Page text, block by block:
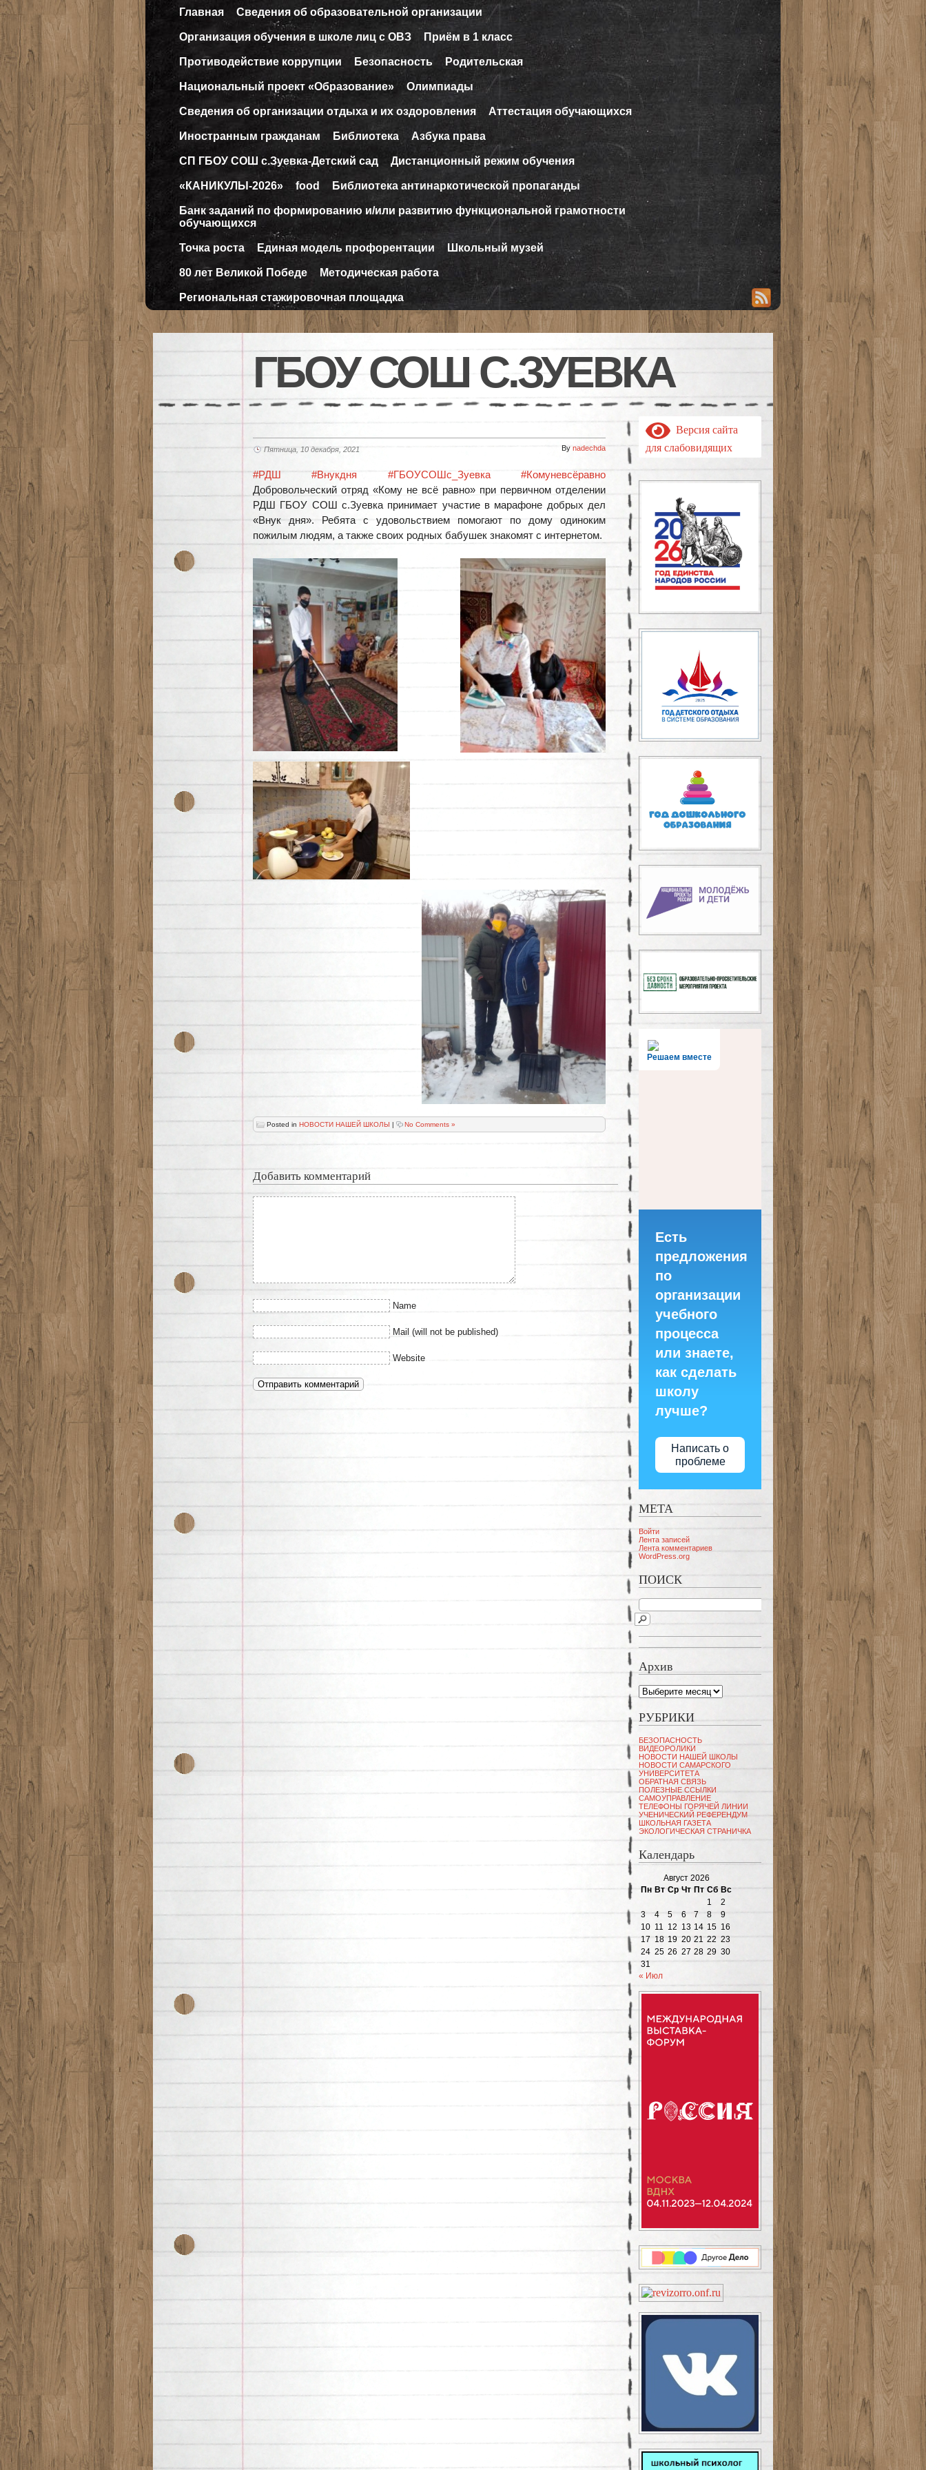
Главная Сведения об образовательной организации
Организация обучения в школе лиц с ОВЗ Приём в 1 класс
Противодействие коррупции Безопасность Родительская
Национальный проект «Образование» Олимпиады
Сведения об организации отдыха и их оздоровления Аттестация обучающихся
Иностранным гражданам Библиотека Азбука права
СП ГБОУ СОШ с.Зуевка-Детский сад Дистанционный режим обучения
«КАНИКУЛЫ-2026» food Библиотека антинаркотической пропаганды
Банк заданий по формированию и/или развитию функциональной грамотности
обучающихся
Точка роста Единая модель профорентации Школьный музей
80 лет Великой Победе Методическая работа
Региональная стажировочная площадка
ГБОУ СОШ С.ЗУЕВКА
By nadechda
Пятница, 10 декабря, 2021
#РДШ #Внукдня #ГБОУСОШс_Зуевка
#Комуневсёравно
Добровольческий отряд «Кому не всё равно» при первичном отделении
РДШ ГБОУ СОШ с.Зуевка принимает участие в марафоне добрых дел
«Внук дня». Ребята с удовольствием помогают по дому одиноким
пожилым людям, а также своих родных бабушек знакомят с интернетом.
Posted in НОВОСТИ НАШЕЙ ШКОЛЫ | No Comments »
Добавить комментарий
Name
Mail (will not be published)
Website
Версия сайта
для слабовидящих
Решаем вместе
Есть
предложения
по
организации
учебного
процесса
или знаете,
как сделать
школу
лучше?
Написать о
проблеме
МЕТА
Войти
Лента записей
Лента комментариев
WordPress.org
ПОИСК
Архив
Архив
РУБРИКИ
БЕЗОПАСНОСТЬ
ВИДЕОРОЛИКИ
НОВОСТИ НАШЕЙ ШКОЛЫ
НОВОСТИ САМАРСКОГО
УНИВЕРСИТЕТА
ОБРАТНАЯ СВЯЗЬ
ПОЛЕЗНЫЕ ССЫЛКИ
САМОУПРАВЛЕНИЕ
ТЕЛЕФОНЫ ГОРЯЧЕЙ ЛИНИИ
УЧЕНИЧЕСКИЙ РЕФЕРЕНДУМ
ШКОЛЬНАЯ ГАЗЕТА
ЭКОЛОГИЧЕСКАЯ СТРАНИЧКА
Календарь
Август 2026
Пн Вт Ср Чт Пт Сб Вс
1
2
3
4 5 6 7 8
9
10 11 12 13 14 15 16
17 18 19 20 21 22 23
24 25 26 27 28 29 30
31
« Июл